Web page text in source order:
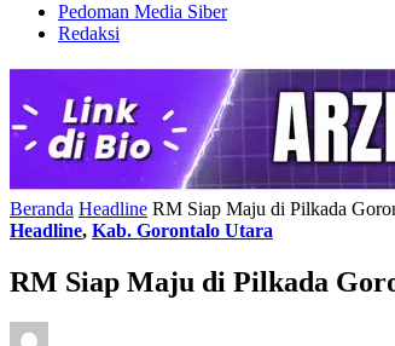
Pedoman Media Siber
Redaksi
Beranda Headline RM Siap Maju di Pilkada
Headline, Kab. Gorontalo Utara
RM Siap Maju di Pilkada